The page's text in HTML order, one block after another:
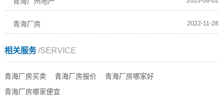
青海厂房 2022-11-28
相关服务/SERVICE
青海厂房买卖 青海厂房报价
青海厂房哪家好
青海厂房哪家便宜